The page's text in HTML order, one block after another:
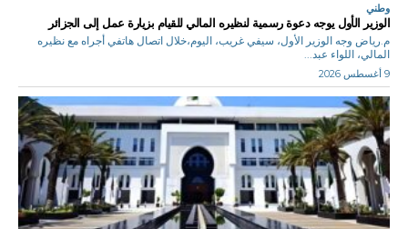
وطني
الوزير الأول يوجه دعوة رسمية لنظيره المالي للقيام بزيارة عمل إلى الجزائر
م.رياض وجه الوزير الأول، سيفي غريب، اليوم،خلال اتصال هاتفي أجراه مع نظيره
المالي، اللواء عبد...
9 أغسطس 2026